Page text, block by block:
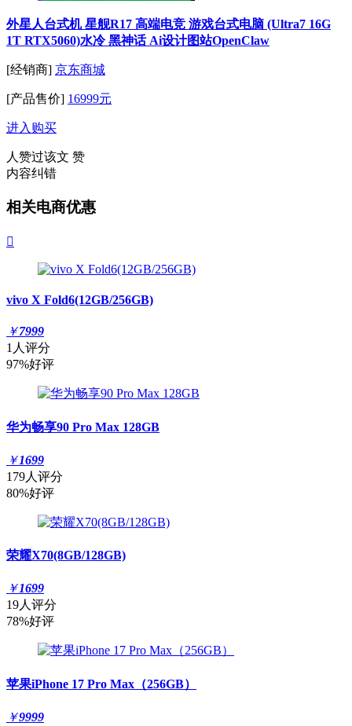
外星人台式机 星舰R17 高端电竞 游戏台式电脑 (Ultra7 16G
1T RTX5060)水冷 黑神话 Ai设计图站OpenClaw
[经销商] 京东商城
[产品售价] 16999元
进入购买
人赞过该文 赞
内容纠错
相关电商优惠

vivo X Fold6(12GB/256GB)
￥7999
1人评分
97%好评
华为畅享90 Pro Max 128GB
￥1699
179人评分
80%好评
荣耀X70(8GB/128GB)
￥1699
19人评分
78%好评
苹果iPhone 17 Pro Max（256GB）
￥9999